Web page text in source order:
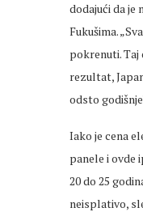
dodajući da je
Fukušima.
pokrenuti. Taj
rezultat,
odsto
Iako je cena
panele i ovde
20 do 25
neisplativo,